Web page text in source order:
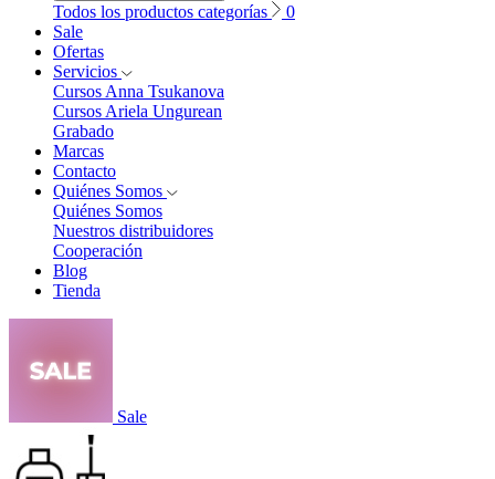
Todos los productos categorías
0
Sale
Ofertas
Servicios
Cursos Anna Tsukanova
Cursos Ariela Ungurean
Grabado
Marcas
Contacto
Quiénes Somos
Quiénes Somos
Nuestros distribuidores
Cooperación
Blog
Tienda
Sale